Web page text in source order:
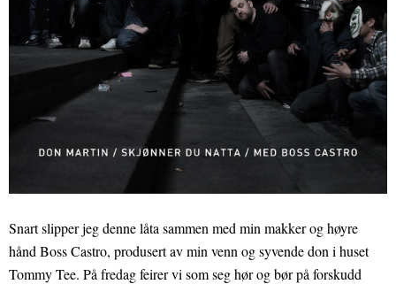
Snart slipper jeg denne låta sammen med min makker og høyre
hånd Boss Castro, produsert av min venn og syvende don i huset
Tommy Tee. På fredag feirer vi som seg hør og bør på forskudd